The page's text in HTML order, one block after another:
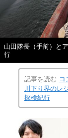
山田隊長（手前）と
行
記事を読む コ
川下り界のレ
探検紀行